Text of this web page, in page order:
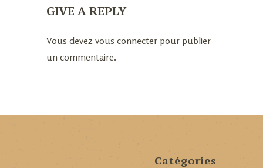
GIVE A REPLY
Vous devez vous connecter pour publier
un commentaire.
Catégories